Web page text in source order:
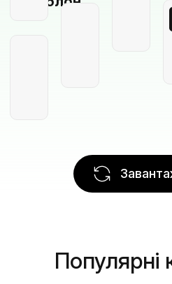
Популярні